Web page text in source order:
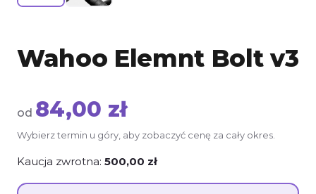
Płatności
FAQ
O nas
Wypożycz sprzęt
Wahoo Elemnt Bolt v3
od 84,00 zł
Wybierz termin u góry, aby zobaczyć cenę za cały okres.
Kaucja zwrotna: 500,00 zł